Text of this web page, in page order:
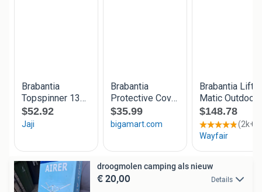
droogmolen camping als nieuw
€ 20,00 Details